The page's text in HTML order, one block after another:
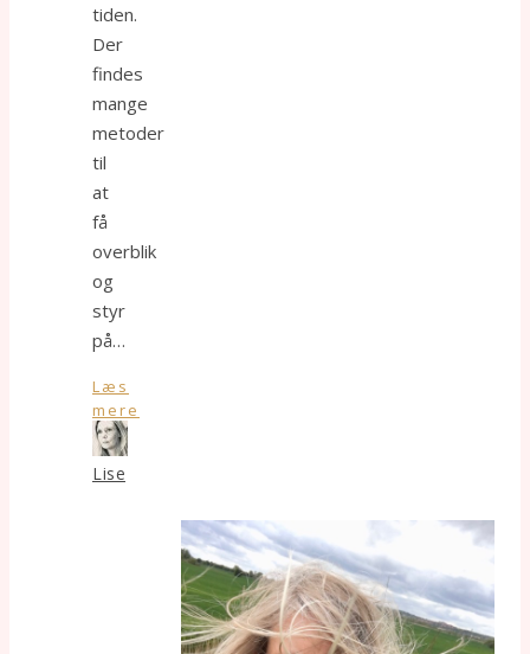
tiden.
Der
findes
mange
metoder
til
at
få
overblik
og
styr
på…
Læs
mere
Lise